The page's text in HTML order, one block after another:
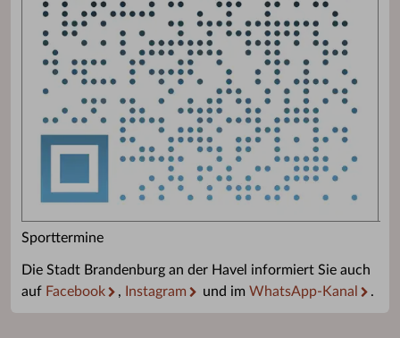
Sporttermine
Die Stadt Brandenburg an der Havel informiert Sie auch
auf Facebook , Instagram und im WhatsApp-Kanal .